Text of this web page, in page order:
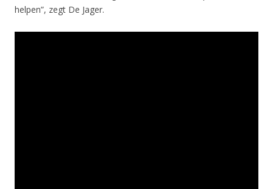
helpen”, zegt De Jager.